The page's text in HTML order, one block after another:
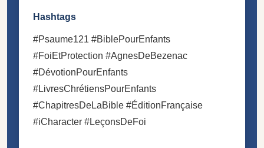
Hashtags
#Psaume121 #BiblePourEnfants
#FoiEtProtection #AgnesDeBezenac
#DévotionPourEnfants
#LivresChrétiensPourEnfants
#ChapitresDeLaBible #ÉditionFrançaise
#iCharacter #LeçonsDeFoi